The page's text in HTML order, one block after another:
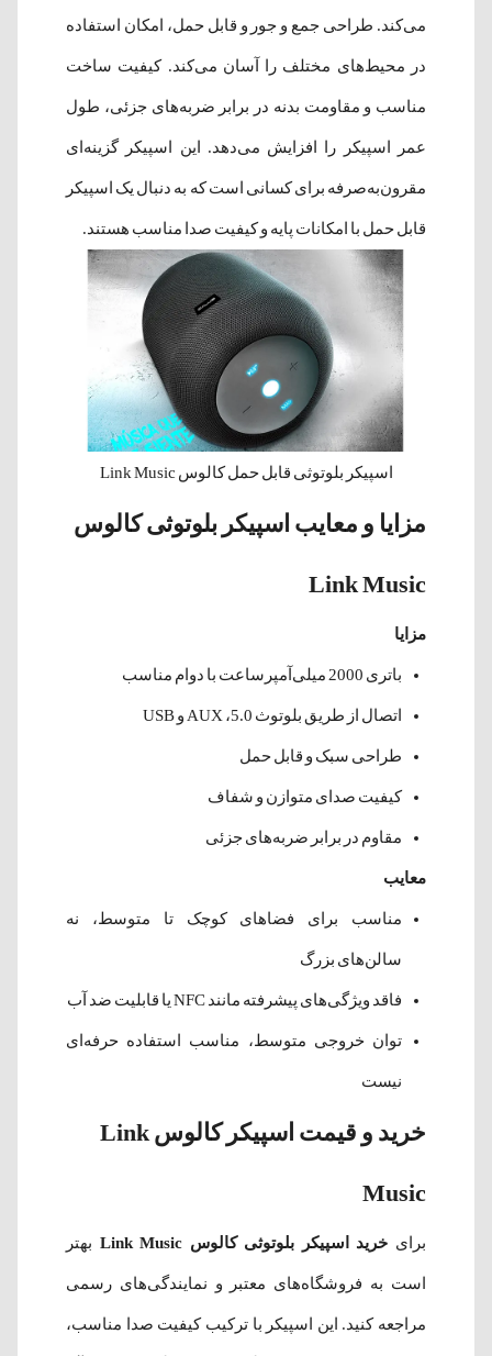
می‌کند. طراحی جمع و جور و قابل حمل، امکان استفاده
در محیط‌های مختلف را آسان می‌کند. کیفیت ساخت
مناسب و مقاومت بدنه در برابر ضربه‌های جزئی، طول
عمر اسپیکر را افزایش می‌دهد. این اسپیکر گزینه‌ای
مقرون‌به‌صرفه برای کسانی است که به دنبال یک اسپیکر
قابل حمل با امکانات پایه و کیفیت صدا مناسب هستند.
اسپیکر بلوتوثی قابل حمل کالوس Link Music
مزایا و معایب اسپیکر بلوتوثی کالوس
Link Music
مزایا
باتری 2000 میلی‌آمپرساعت با دوام مناسب
اتصال از طریق بلوتوث 5.0، AUX و USB
طراحی سبک و قابل حمل
کیفیت صدای متوازن و شفاف
مقاوم در برابر ضربه‌های جزئی
معایب
مناسب برای فضاهای کوچک تا متوسط، نه
سالن‌های بزرگ
فاقد ویژگی‌های پیشرفته مانند NFC یا قابلیت ضد آب
توان خروجی متوسط، مناسب استفاده حرفه‌ای
نیست
خرید و قیمت اسپیکر کالوس Link
Music
برای خرید اسپیکر بلوتوثی کالوس Link Music بهتر
است به فروشگاه‌های معتبر و نمایندگی‌های رسمی
مراجعه کنید. این اسپیکر با ترکیب کیفیت صدا مناسب،